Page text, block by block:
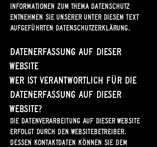
Informationen zum Thema Datenschutz
entnehmen Sie unserer unter diesem Text
aufgeführten Datenschutzerklärung.
Datenerfassung auf dieser
Website
Wer ist verantwortlich für die
Datenerfassung auf dieser
Website?
Die Datenverarbeitung auf dieser Website
erfolgt durch den Websitebetreiber.
Dessen Kontaktdaten können Sie dem